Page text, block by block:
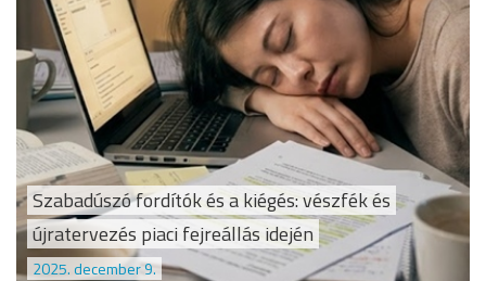
Szabadúszó fordítók és a kiégés: vészfék és
újratervezés piaci fejreállás idején
2025. december 9.